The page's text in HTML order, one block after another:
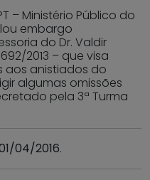
– Ministério Público do
embargo
do Dr. Valdir
2013 – que visa
aos anistiados do
algumas omissões
pela 3ª Turma
04/2016.